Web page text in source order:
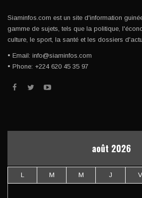
Siaminfos.com est un site d'information
gamme de sujets, tels que la politique,
culture, le sport, la santé et les dossiers
• Email: info@siaminfos.com
• Phone: +224 620 45 35 97
août 2026
L M M J V